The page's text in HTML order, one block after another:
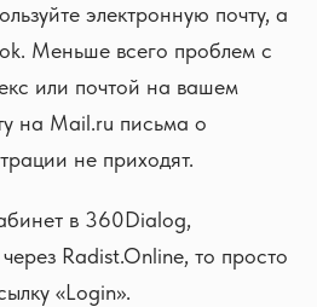
электронную почту, а
Меньше всего проблем с
или почтой на вашем
на Mail.ru письма о
не приходят.
в 360Dialog,
Radist.Online, то просто
«Login».